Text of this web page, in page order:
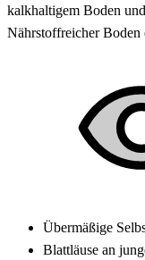
kalkhaltigem Boden
Nährstoffreicher Boden
Übermäßige
Blattläuse an